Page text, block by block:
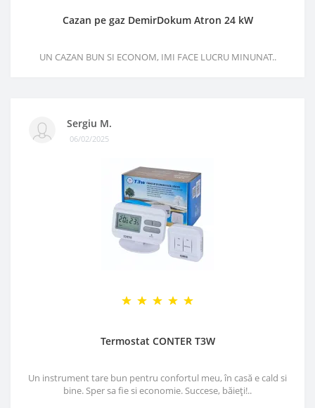
Cazan pe gaz DemirDokum Atron 24 kW
UN CAZAN BUN SI ECONOM, IMI FACE LUCRU MINUNAT..
Sergiu M.
06/02/2025
Termostat CONTER T3W
Un instrument tare bun pentru confortul meu, în casă e cald si
bine. Sper sa fie si economie. Succese, băieți!..